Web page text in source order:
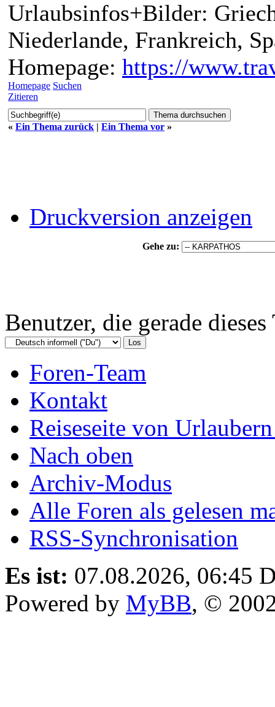
Urlaubsinfos+Bilder:
Niederlande, Frankreich,
Homepage: https://
Homepage Suchen
Zitieren
« Ein Thema zurück | Ein Thema vor »
Druckversion anzeigen
Gehe zu:
Benutzer, die gerade
Foren-Team
Kontakt
Reiseseite von
Nach oben
Archiv-Modus
Alle Foren als gelesen
RSS-Synchronisation
Es ist: 07.08.2026, 06:45
Powered by MyBB, ©